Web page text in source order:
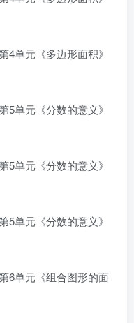
元《多边形面积》
元《分数的意义》
元《分数的意义》
元《分数的意义》
单元《组合图形的面